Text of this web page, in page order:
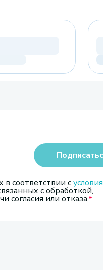
в соответствии с
с обработкой,
согласия или отказа.